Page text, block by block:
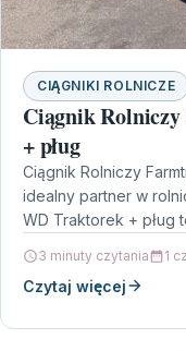
CIĄGNIKI ROLNICZE
Ciągnik
+ pług
Ciągnik Rolniczy
idealny partner w
WD Traktorek + pług
3 minuty czytania 1
Czytaj więcej